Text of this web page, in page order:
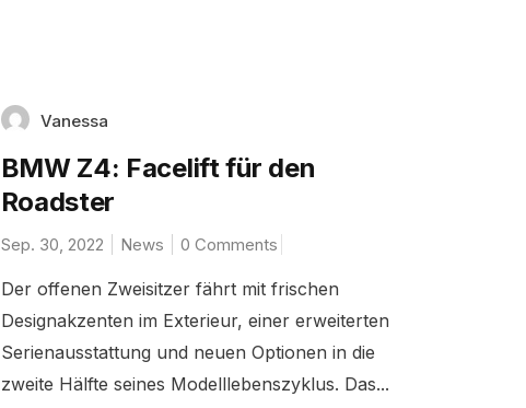
Vanessa
BMW Z4: Facelift für den
Roadster
Sep. 30, 2022 News 0 Comments
Der offenen Zweisitzer fährt mit frischen
Designakzenten im Exterieur, einer erweiterten
Serienausstattung und neuen Optionen in die
zweite Hälfte seines Modelllebenszyklus. Das...